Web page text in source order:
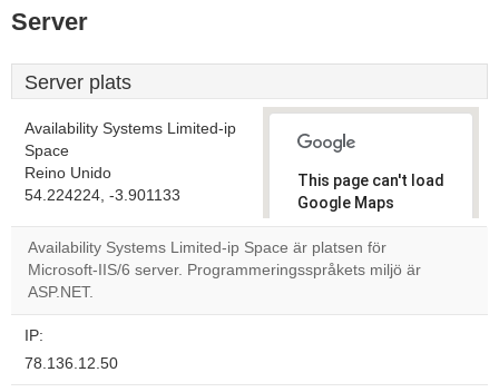
Server
Server plats
Availability Systems Limited-ip
Space
Reino Unido
54.224224, -3.901133
This page can't load
Google Maps
correctly.
Do you
Availability Systems Limited-ip Space är platsen för
Microsoft-IIS/6 server. Programmeringsspråkets miljö är
ASP.NET.
IP:
78.136.12.50